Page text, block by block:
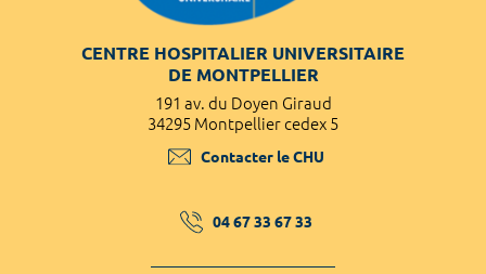
CENTRE HOSPITALIER UNIVERSITAIRE
DE MONTPELLIER
191 av. du Doyen Giraud
34295 Montpellier cedex 5
Contacter le CHU
04 67 33 67 33